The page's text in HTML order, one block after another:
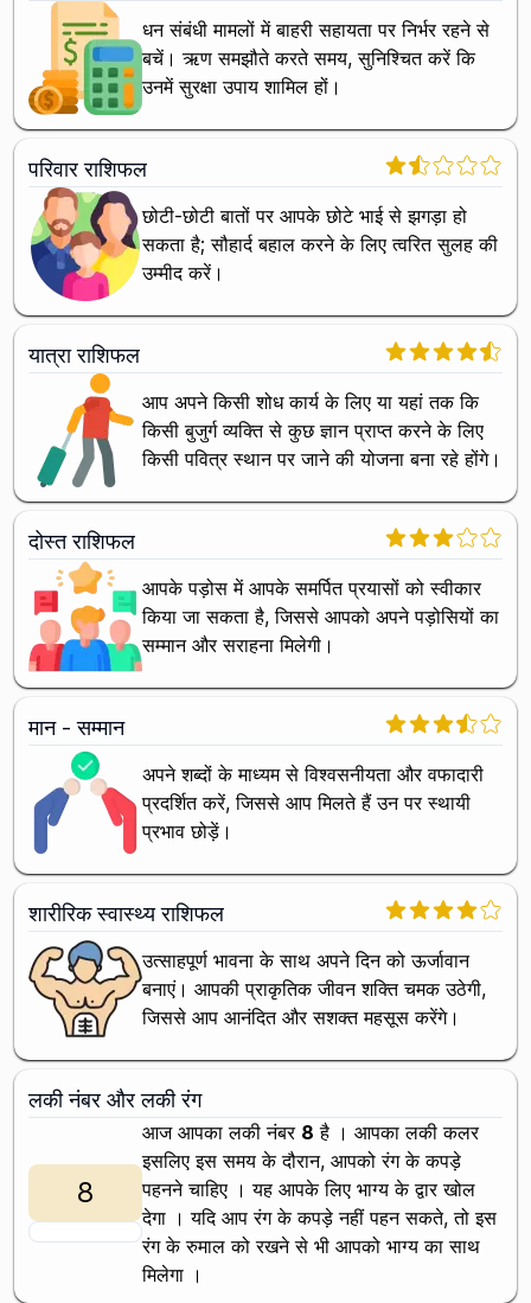
धन संबंधी मामलों में बाहरी सहायता पर निर्भर रहने से
बचें। ऋण समझौते करते समय, सुनिश्चित करें कि
उनमें सुरक्षा उपाय शामिल हों।
परिवार राशिफल
छोटी-छोटी बातों पर आपके छोटे भाई से झगड़ा हो
सकता है; सौहार्द बहाल करने के लिए त्वरित सुलह की
उम्मीद करें।
यात्रा राशिफल
आप अपने किसी शोध कार्य के लिए या यहां तक कि
किसी बुजुर्ग व्यक्ति से कुछ ज्ञान प्राप्त करने के लिए
किसी पवित्र स्थान पर जाने की योजना बना रहे होंगे।
दोस्त राशिफल
आपके पड़ोस में आपके समर्पित प्रयासों को स्वीकार
किया जा सकता है, जिससे आपको अपने पड़ोसियों का
सम्मान और सराहना मिलेगी।
मान - सम्मान
अपने शब्दों के माध्यम से विश्वसनीयता और वफादारी
प्रदर्शित करें, जिससे आप मिलते हैं उन पर स्थायी
प्रभाव छोड़ें।
शारीरिक स्वास्थ्य राशिफल
उत्साहपूर्ण भावना के साथ अपने दिन को ऊर्जावान
बनाएं। आपकी प्राकृतिक जीवन शक्ति चमक उठेगी,
जिससे आप आनंदित और सशक्त महसूस करेंगे।
लकी नंबर और लकी रंग
8
आज आपका लकी नंबर 8 है । आपका लकी कलर
इसलिए इस समय के दौरान, आपकोरंग के कपड़े
पहनने चाहिए । यह आपके लिए भाग्य के द्वार खोल
देगा । यदि आपरंग के कपड़े नहीं पहन सकते, तो इस
रंग के रुमाल को रखने से भी आपको भाग्य का साथ
मिलेगा ।